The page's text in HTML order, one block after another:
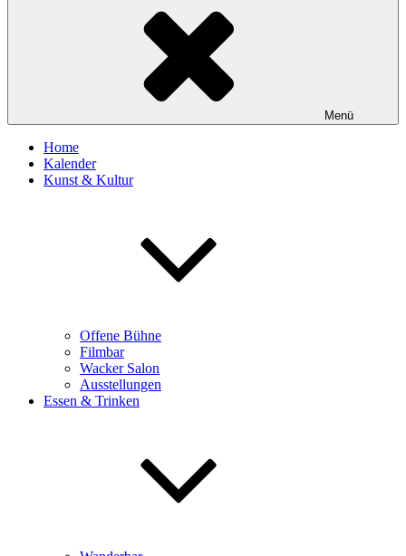
Menü
Home
Kalender
Kunst & Kultur
Offene Bühne
Filmbar
Wacker Salon
Ausstellungen
Essen & Trinken